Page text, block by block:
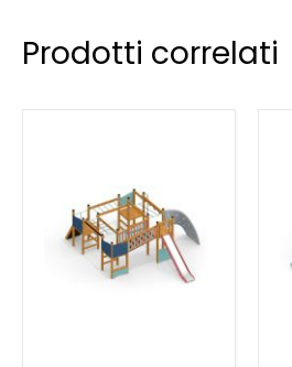
Prodotti correlati